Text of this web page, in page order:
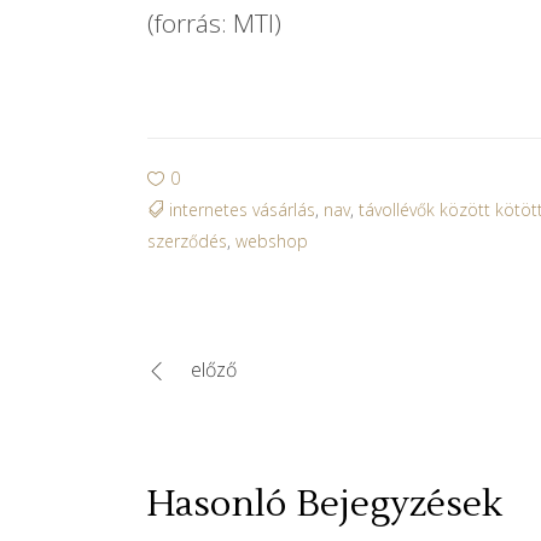
(forrás: MTI)
0
internetes vásárlás, nav, távollévők között
szerződés, webshop
előző
Hasonló Bejegyzések